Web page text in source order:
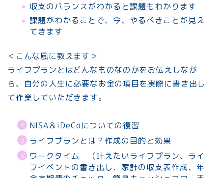
収支のバランスがわかると課題もわかります
課題がわかることで、今、やるべきことが見え
てきます
＜こんな風に教えます＞
ライフプランとはどんなものなのかをお伝えしなが
ら、自分の人生に必要なお金の項目を実際に書き出し
て作業していただきます。
NISA＆iDeCoについての復習
ライフプランとは？作成の目的と効果
ワークタイム （叶えたいライフプラン、ライ
フイベントの書き出し、家計の収支表作成、年